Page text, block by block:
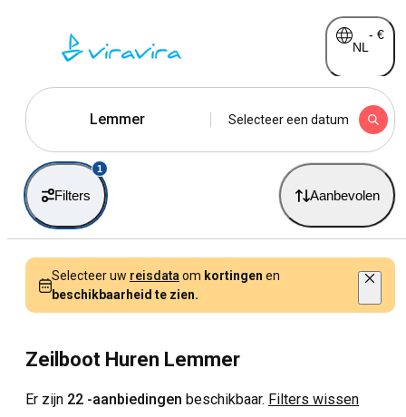
NL
- €
Lemmer Selecteer een datum
Filters
1
Aanbevolen
Selecteer uw reisdata om kortingen en
beschikbaarheid te zien.
Zeilboot Huren Lemmer
Er zijn 22 -aanbiedingen beschikbaar. Filters wissen